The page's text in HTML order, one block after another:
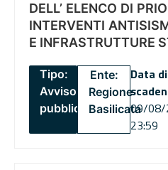
DELL’ ELENCO DI
INTERVENTI
E INFRASTRUTTURE
Tipo:
Avviso
pubblico
Ente:
Regione
Basilicata
Data di
09/08/
23:59